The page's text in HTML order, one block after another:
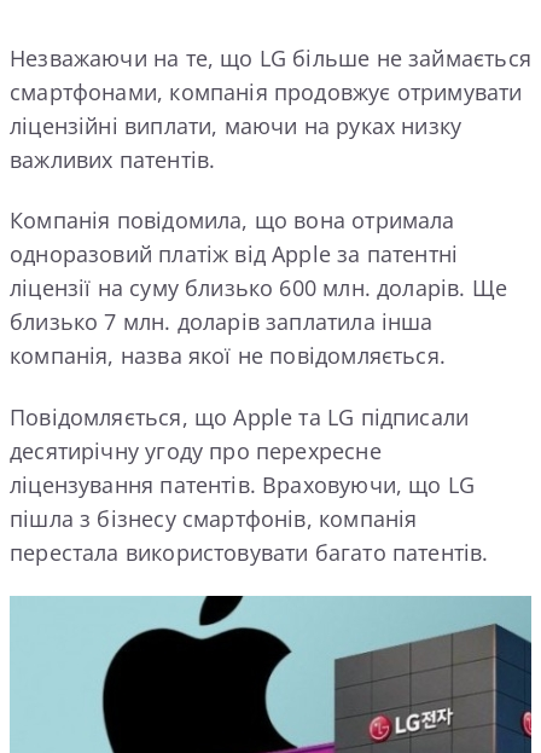
Незважаючи на те, що LG більше не займається
смартфонами, компанія продовжує отримувати
ліцензійні виплати, маючи на руках низку
важливих патентів.
Компанія повідомила, що вона отримала
одноразовий платіж від Apple за патентні
ліцензії на суму близько 600 млн. доларів. Ще
близько 7 млн. доларів заплатила інша
компанія, назва якої не повідомляється.
Повідомляється, що Apple та LG підписали
десятирічну угоду про перехресне
ліцензування патентів. Враховуючи, що LG
пішла з бізнесу смартфонів, компанія
перестала використовувати багато патентів.